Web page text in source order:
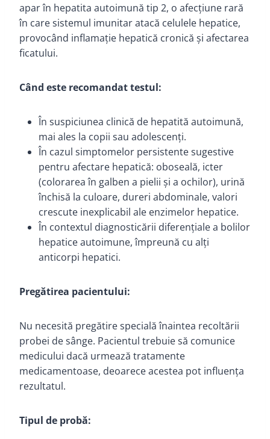
apar în hepatita autoimună tip 2, o afecțiune rară
în care sistemul imunitar atacă celulele hepatice,
provocând inflamație hepatică cronică și afectarea
ficatului.
Când este recomandat testul:
În suspiciunea clinică de hepatită autoimună,
mai ales la copii sau adolescenți.
În cazul simptomelor persistente sugestive
pentru afectare hepatică: oboseală, icter
(colorarea în galben a pielii și a ochilor), urină
închisă la culoare, dureri abdominale, valori
crescute inexplicabil ale enzimelor hepatice.
În contextul diagnosticării diferențiale a bolilor
hepatice autoimune, împreună cu alți
anticorpi hepatici.
Pregătirea pacientului:
Nu necesită pregătire specială înaintea recoltării
probei de sânge. Pacientul trebuie să comunice
medicului dacă urmează tratamente
medicamentoase, deoarece acestea pot influența
rezultatul.
Tipul de probă: